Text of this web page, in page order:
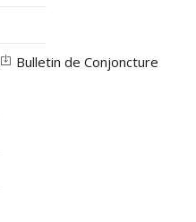
Bulletin de Conjoncture